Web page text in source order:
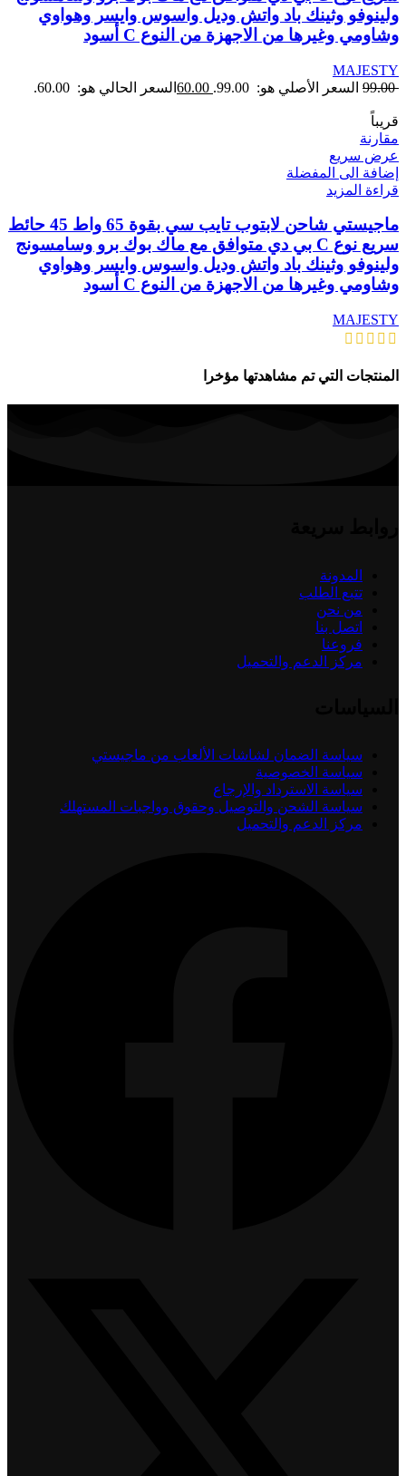
ولينوفو وثينك باد واتش وديل واسوس وايسر وهواوي
وشاومي وغيرها من الاجهزة من النوع C أسود
MAJESTY
99.00
السعر الأصلي هو: 99.00. السعر الحالي هو: 60.00.
قريباً
مقارنة
عرض سريع
إضافة الى المفضلة
قراءة المزيد
ماجيستي شاحن لابتوب تايب سي بقوة 65 واط 45 حائط
سريع نوع C بي دي متوافق مع ماك بوك برو وسامسونج
ولينوفو وثينك باد واتش وديل واسوس وايسر وهواوي
وشاومي وغيرها من الاجهزة من النوع C أسود
MAJESTY
المنتجات التي تم مشاهدتها مؤخرا
المدونة
تتبع الطلب
من نحن
اتصل بنا
فروعنا
مركز الدعم والتحميل
سياسة الضمان لشاشات الألعاب من ماجيستي
سياسة الخصوصية
سياسة الاسترداد والإرجاع
سياسة الشحن والتوصيل وحقوق وواجبات المستهلك
مركز الدعم والتحميل